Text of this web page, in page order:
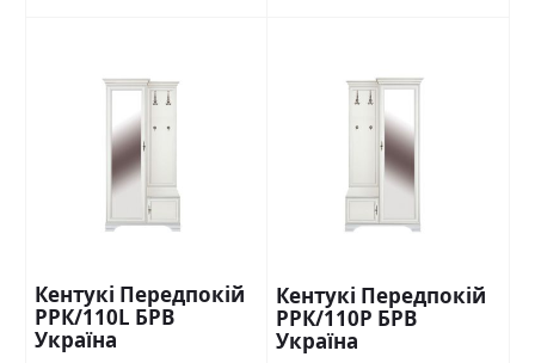
Кентукі Передпокій
РРК/110L БРВ
Україна
Кентукі Передпокій
РРК/110Р БРВ
Україна